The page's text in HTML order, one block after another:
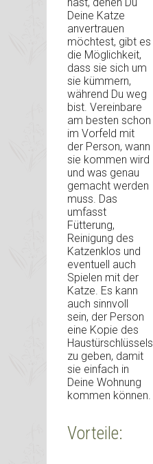
Deine Katze
anvertrauen
möchtest, gibt es
die Möglichkeit,
dass sie sich um
sie kümmern,
während Du weg
bist. Vereinbare
am besten schon
im Vorfeld mit
der Person, wann
sie kommen wird
und was genau
gemacht werden
muss. Das
umfasst
Fütterung,
Reinigung des
Katzenklos und
eventuell auch
Spielen mit der
Katze. Es kann
auch sinnvoll
sein, der Person
eine Kopie des
Haustürschlüssels
zu geben, damit
sie einfach in
Deine Wohnung
kommen können.
Vorteile: